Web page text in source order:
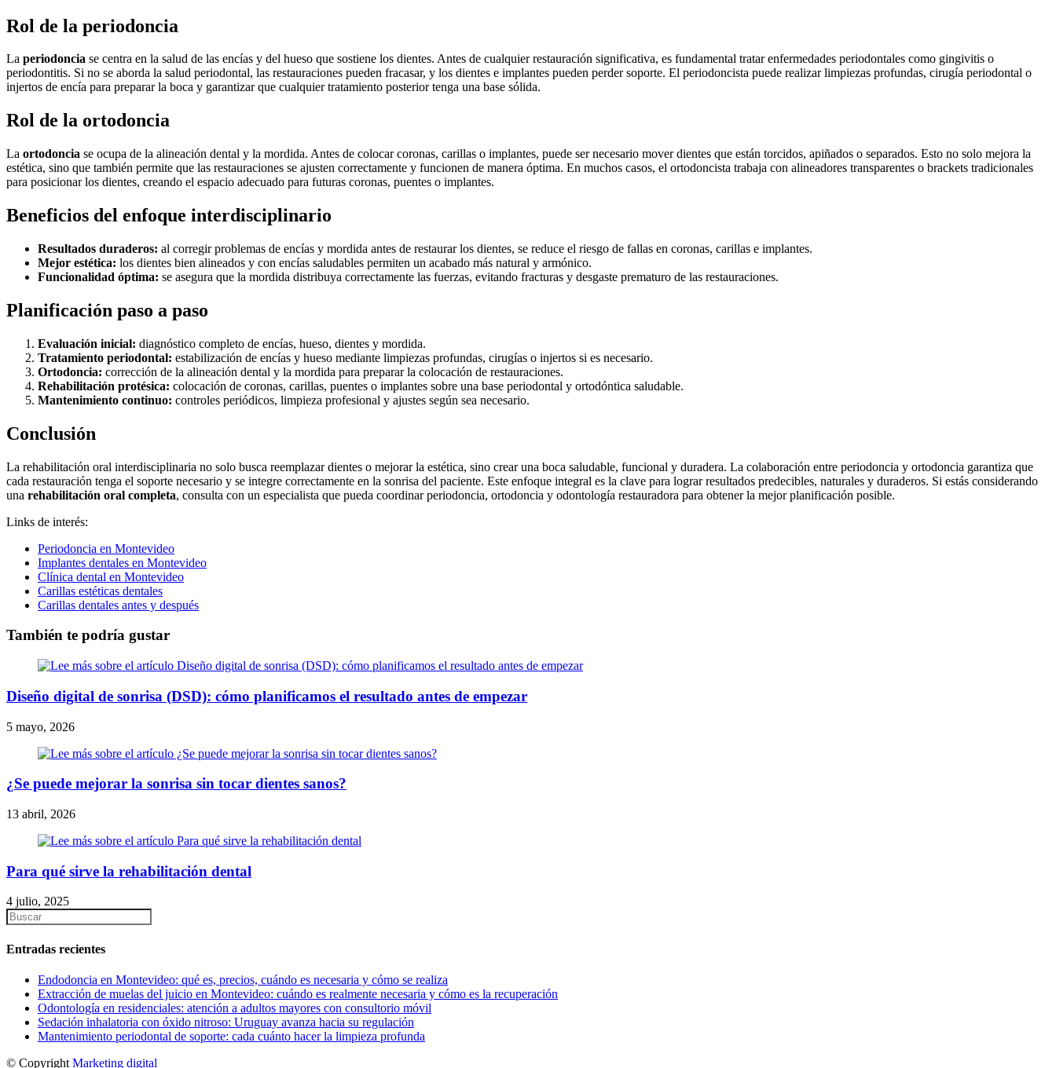
Rol de la periodoncia
La periodoncia se centra en la salud de las encías y del hueso que sostiene los dientes. Antes de cualquier restauración significativa, es fundamental tratar enfermedades periodontales como gingivitis o
periodontitis. Si no se aborda la salud periodontal, las restauraciones pueden fracasar, y los dientes e implantes pueden perder soporte. El periodoncista puede realizar limpiezas profundas, cirugía periodontal o
injertos de encía para preparar la boca y garantizar que cualquier tratamiento posterior tenga una base sólida.
Rol de la ortodoncia
La ortodoncia se ocupa de la alineación dental y la mordida. Antes de colocar coronas, carillas o implantes, puede ser necesario mover dientes que están torcidos, apiñados o separados. Esto no solo mejora la
estética, sino que también permite que las restauraciones se ajusten correctamente y funcionen de manera óptima. En muchos casos, el ortodoncista trabaja con alineadores transparentes o brackets tradicionales
para posicionar los dientes, creando el espacio adecuado para futuras coronas, puentes o implantes.
Beneficios del enfoque interdisciplinario
Resultados duraderos: al corregir problemas de encías y mordida antes de restaurar los dientes, se reduce el riesgo de fallas en coronas, carillas e implantes.
Mejor estética: los dientes bien alineados y con encías saludables permiten un acabado más natural y armónico.
Funcionalidad óptima: se asegura que la mordida distribuya correctamente las fuerzas, evitando fracturas y desgaste prematuro de las restauraciones.
Planificación paso a paso
Evaluación inicial: diagnóstico completo de encías, hueso, dientes y mordida.
Tratamiento periodontal: estabilización de encías y hueso mediante limpiezas profundas, cirugías o injertos si es necesario.
Ortodoncia: corrección de la alineación dental y la mordida para preparar la colocación de restauraciones.
Rehabilitación protésica: colocación de coronas, carillas, puentes o implantes sobre una base periodontal y ortodóntica saludable.
Mantenimiento continuo: controles periódicos, limpieza profesional y ajustes según sea necesario.
Conclusión
La rehabilitación oral interdisciplinaria no solo busca reemplazar dientes o mejorar la estética, sino crear una boca saludable, funcional y duradera. La colaboración entre periodoncia y ortodoncia garantiza que
cada restauración tenga el soporte necesario y se integre correctamente en la sonrisa del paciente. Este enfoque integral es la clave para lograr resultados predecibles, naturales y duraderos. Si estás considerando
una rehabilitación oral completa, consulta con un especialista que pueda coordinar periodoncia, ortodoncia y odontología restauradora para obtener la mejor planificación posible.
Links de interés:
Periodoncia en Montevideo
Implantes dentales en Montevideo
Clínica dental en Montevideo
Carillas estéticas dentales
Carillas dentales antes y después
También te podría gustar
Diseño digital de sonrisa (DSD): cómo planificamos el resultado antes de empezar
5 mayo, 2026
¿Se puede mejorar la sonrisa sin tocar dientes sanos?
13 abril, 2026
Para qué sirve la rehabilitación dental
4 julio, 2025
Entradas recientes
Endodoncia en Montevideo: qué es, precios, cuándo es necesaria y cómo se realiza
Extracción de muelas del juicio en Montevideo: cuándo es realmente necesaria y cómo es la recuperación
Odontología en residenciales: atención a adultos mayores con consultorio móvil
Sedación inhalatoria con óxido nitroso: Uruguay avanza hacia su regulación
Mantenimiento periodontal de soporte: cada cuánto hacer la limpieza profunda
© Copyright Marketing digital